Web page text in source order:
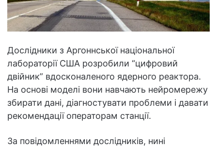
Дослідники з Аргоннської національної
лабораторії США розробили “цифровий
двійник” вдосконаленого ядерного реактора.
На основі моделі вони навчають нейромережу
збирати дані, діагностувати проблеми і давати
рекомендації операторам станції.
За повідомленнями дослідників, нині